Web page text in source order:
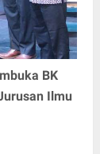
BK
Ilmu